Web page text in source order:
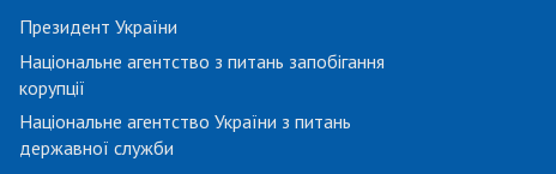
Президент України
Національне агентство з питань запобігання
корупції
Національне агентство України з питань
державної служби